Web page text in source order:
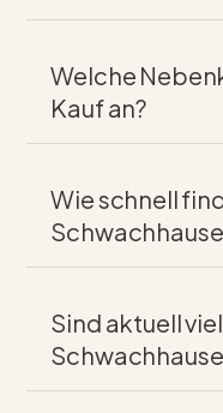
Welche
Kauf an?
Wie schnell
Sind aktuell